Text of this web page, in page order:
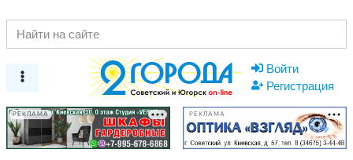
Войти
Регистрация
РЕКЛАМА РЕКЛАМА